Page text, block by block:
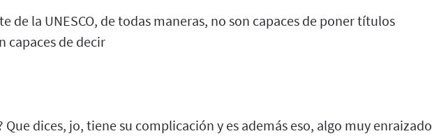
de la UNESCO, de todas maneras, no son capaces de poner títulos
capaces de decir
Que dices, jo, tiene su complicación y es además eso, algo muy enraizado